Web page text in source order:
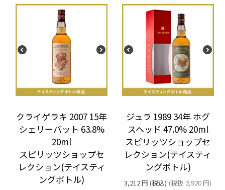
クライゲラキ 2007 15年
シェリーバット 63.8%
20ml
スピリッツショップセ
レクション(テイスティ
ングボトル)
ジュラ 1989 34年 ホグ
スヘッド 47.0% 20ml
スピリッツショップセ
レクション(テイスティ
ングボトル)
3,212円 (税込) (税抜 2,920円)